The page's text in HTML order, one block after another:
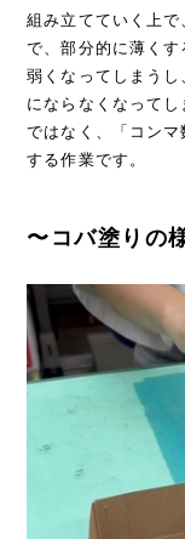
組み立てていく上
で、部分的に薄く
弱くなってしまう
にならなくなって
ではなく、「コン
する作業です。
〜コバ塗りの